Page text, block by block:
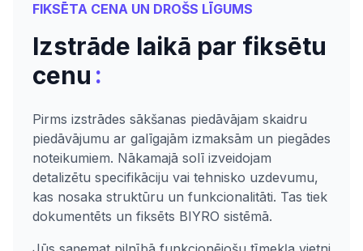
FIKSĒTA CENA UN DROŠS LĪGUMS
Izstrāde laikā par fiksētu
cenu :
Pirms izstrādes sākšanas piedāvājam skaidru
piedāvājumu ar galīgajām izmaksām un piegādes
noteikumiem. Nākamajā solī izveidojam
detalizētu specifikāciju vai tehnisko uzdevumu,
kas nosaka struktūru un funkcionalitāti. Tas tiek
dokumentēts un fiksēts BIYRO sistēmā.